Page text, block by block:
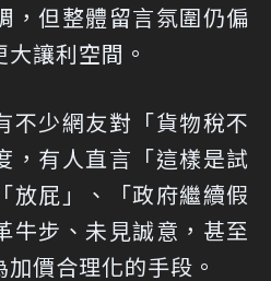
，但整體留言氛圍仍偏
讓利空間。
不少網友對「貨物稅不
，有人直言「這樣是試
放屁」、「政府繼續假
牛步、未見誠意，甚至
價合理化的手段。